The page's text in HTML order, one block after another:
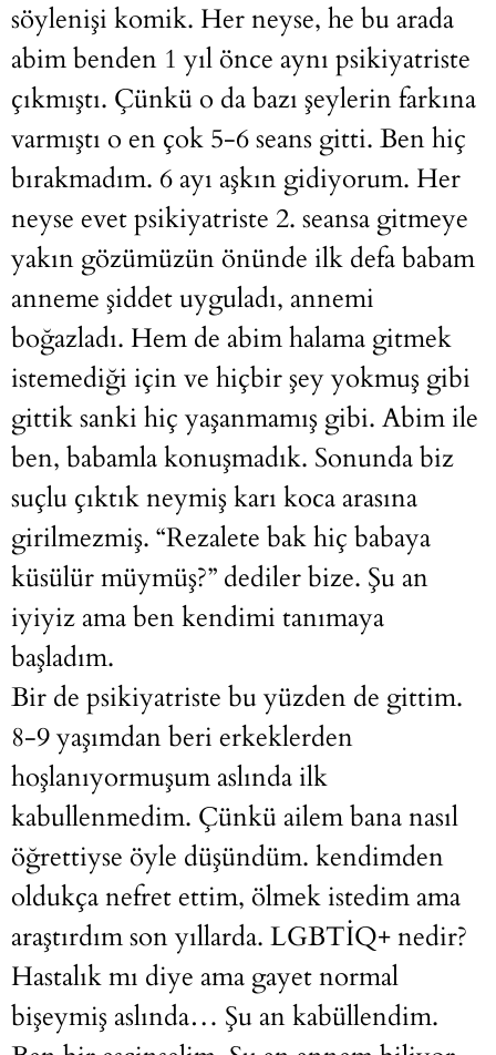
söylenişi komik. Her neyse, he bu arada
abim benden 1 yıl önce aynı psikiyatriste
çıkmıştı. Çünkü o da bazı şeylerin farkına
varmıştı o en çok 5-6 seans gitti. Ben hiç
bırakmadım. 6 ayı aşkın gidiyorum. Her
neyse evet psikiyatriste 2. seansa gitmeye
yakın gözümüzün önünde ilk defa babam
anneme şiddet uyguladı, annemi
boğazladı. Hem de abim halama gitmek
istemediği için ve hiçbir şey yokmuş gibi
gittik sanki hiç yaşanmamış gibi. Abim ile
ben, babamla konuşmadık. Sonunda biz
suçlu çıktık neymiş karı koca arasına
girilmezmiş. “Rezalete bak hiç babaya
küsülür müymüş?” dediler bize. Şu an
iyiyiz ama ben kendimi tanımaya
başladım.
Bir de psikiyatriste bu yüzden de gittim.
8-9 yaşımdan beri erkeklerden
hoşlanıyormuşum aslında ilk
kabullenmedim. Çünkü ailem bana nasıl
öğrettiyse öyle düşündüm. kendimden
oldukça nefret ettim, ölmek istedim ama
araştırdım son yıllarda. LGBTİQ+ nedir?
Hastalık mı diye ama gayet normal
bişeymiş aslında… Şu an kabüllendim.